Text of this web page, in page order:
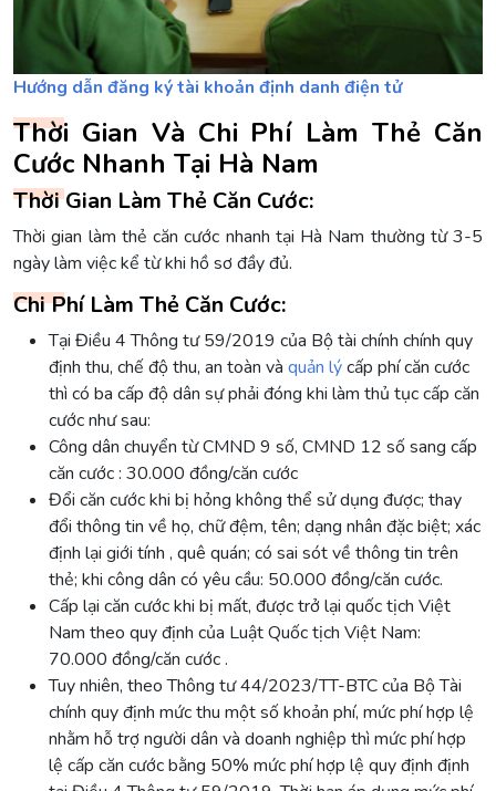
Hướng dẫn đăng ký tài khoản định danh điện tử
Thời Gian Và Chi Phí Làm Thẻ Căn
Cước Nhanh Tại Hà Nam
Thời Gian Làm Thẻ Căn Cước:
Thời gian làm thẻ căn cước nhanh tại Hà Nam thường từ 3-5
ngày làm việc kể từ khi hồ sơ đầy đủ.
Chi Phí Làm Thẻ Căn Cước:
Tại Điều 4 Thông tư 59/2019 của Bộ tài chính chính quy
định thu, chế độ thu, an toàn và quản lýcấp phí căn cước
thì có ba cấp độ dân sự phải đóng khi làm thủ tục cấp căn
cước như sau:
Công dân chuyển từ CMND 9 số, CMND 12 số sang cấp
căn cước : 30.000 đồng/căn cước
Đổi căn cước khi bị hỏng không thể sử dụng được; thay
đổi thông tin về họ, chữ đệm, tên; dạng nhân đặc biệt; xác
định lại giới tính , quê quán; có sai sót về thông tin trên
thẻ; khi công dân có yêu cầu: 50.000 đồng/căn cước.
Cấp lại căn cước khi bị mất, được trở lại quốc tịch Việt
Nam theo quy định của Luật Quốc tịch Việt Nam:
70.000 đồng/căn cước .
Tuy nhiên, theo Thông tư 44/2023/TT-BTC của Bộ Tài
chính quy định mức thu một số khoản phí, mức phí hợp lệ
nhằm hỗ trợ người dân và doanh nghiệp thì mức phí hợp
lệ cấp căn cước bằng 50% mức phí hợp lệ quy định định